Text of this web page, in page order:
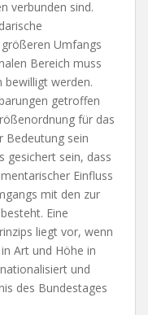
verbunden sind.
Umfangs
Bereich muss
bewilligt werden.
getroffen
für das
Bedeutung sein
gesichert sein, dass
Einfluss
mit den zur
Eine
liegt vor, wenn
Art und Höhe in
und
des Bundestages